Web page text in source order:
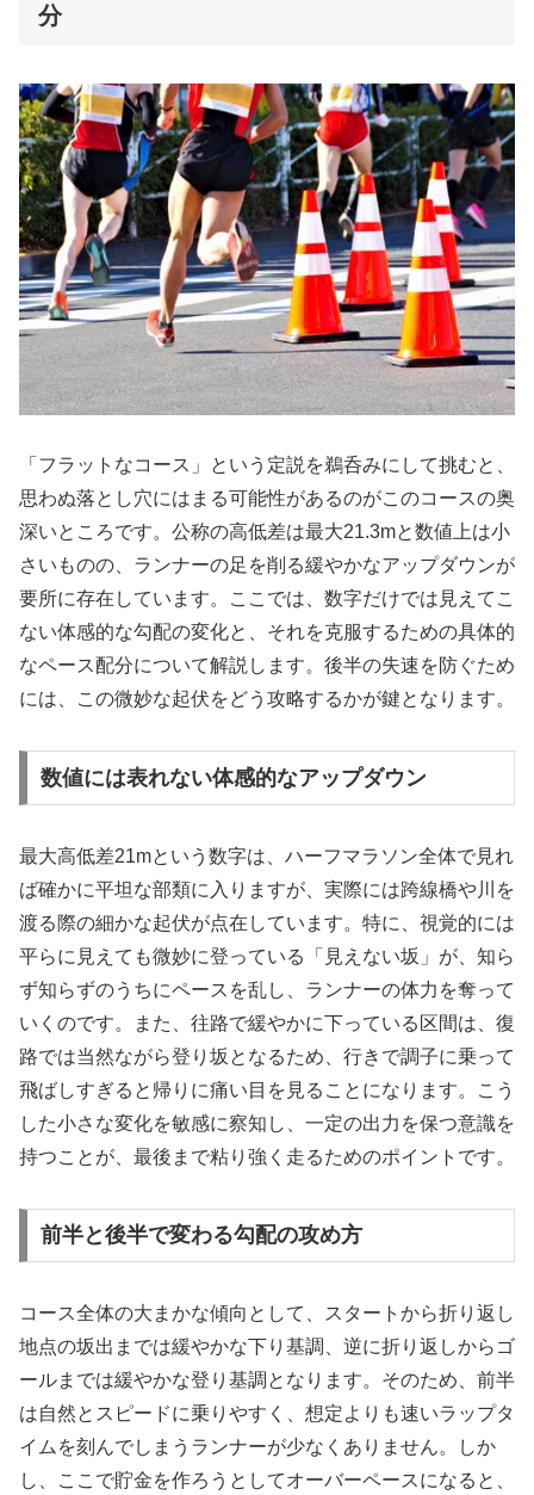
分
「フラットなコース」という定説を鵜呑みにして挑むと、
思わぬ落とし穴にはまる可能性があるのがこのコースの奥
深いところです。公称の高低差は最大21.3mと数値上は小
さいものの、ランナーの足を削る緩やかなアップダウンが
要所に存在しています。ここでは、数字だけでは見えてこ
ない体感的な勾配の変化と、それを克服するための具体的
なペース配分について解説します。後半の失速を防ぐため
には、この微妙な起伏をどう攻略するかが鍵となります。
数値には表れない体感的なアップダウン
最大高低差21mという数字は、ハーフマラソン全体で見れ
ば確かに平坦な部類に入りますが、実際には跨線橋や川を
渡る際の細かな起伏が点在しています。特に、視覚的には
平らに見えても微妙に登っている「見えない坂」が、知ら
ず知らずのうちにペースを乱し、ランナーの体力を奪って
いくのです。また、往路で緩やかに下っている区間は、復
路では当然ながら登り坂となるため、行きで調子に乗って
飛ばしすぎると帰りに痛い目を見ることになります。こう
した小さな変化を敏感に察知し、一定の出力を保つ意識を
持つことが、最後まで粘り強く走るためのポイントです。
前半と後半で変わる勾配の攻め方
コース全体の大まかな傾向として、スタートから折り返し
地点の坂出までは緩やかな下り基調、逆に折り返しからゴ
ールまでは緩やかな登り基調となります。そのため、前半
は自然とスピードに乗りやすく、想定よりも速いラップタ
イムを刻んでしまうランナーが少なくありません。しか
し、ここで貯金を作ろうとしてオーバーペースになると、